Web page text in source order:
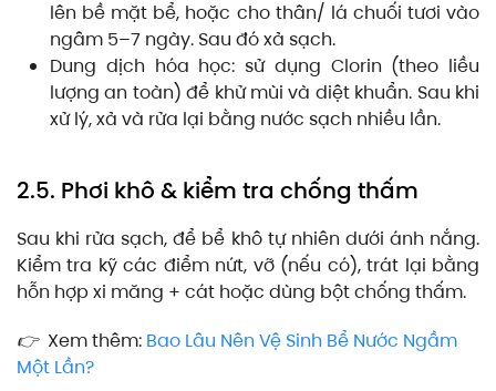
lên bề mặt bể, hoặc cho thân/ lá chuối tươi vào
ngâm 5–7 ngày. Sau đó xả sạch.
Dung dịch hóa học: sử dụng Clorin (theo liều
lượng an toàn) để khử mùi và diệt khuẩn. Sau khi
xử lý, xả và rửa lại bằng nước sạch nhiều lần.
2.5. Phơi khô & kiểm tra chống thấm
Sau khi rửa sạch, để bể khô tự nhiên dưới ánh nắng.
Kiểm tra kỹ các điểm nứt, vỡ (nếu có), trát lại bằng
hỗn hợp xi măng + cát hoặc dùng bột chống thấm.
👉 Xem thêm: Bao Lâu Nên Vệ Sinh Bể Nước Ngầm
Một Lần?